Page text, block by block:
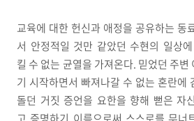
교육에 대한 헌신과 애정을 공유하는 동
서 안정적일 것만 같았던 수현의 일상
킬 수 없는 균열을 가져온다. 믿었던 주
기 시작하면서 빠져나갈 수 없는 혼란에
돌던 거짓 증언을 요한을 향해 뻗은 자